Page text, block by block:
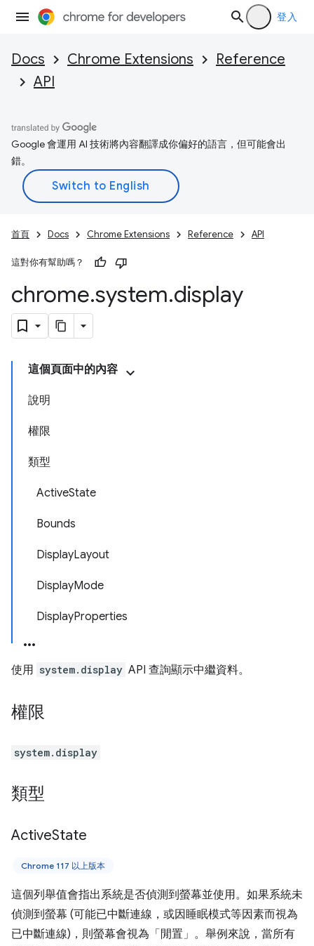
登入
Docs Chrome Extensions
Reference
API
Google 會運用 AI 技術將內容翻譯成你偏好的語言，但可能會出
錯。
首頁 Docs Chrome Extensions Reference API
這對你有幫助嗎？
chrome.system.display
這個頁面中的內容
說明
權限
類型
ActiveState
Bounds
DisplayLayout
DisplayMode
DisplayProperties
使用 system.display API 查詢顯示中繼資料。
權限
system.display
類型
ActiveState
Chrome 117 以上版本
這個列舉值會指出系統是否偵測到螢幕並使用。如果系統未
偵測到螢幕 (可能已中斷連線，或因睡眠模式等因素而視為
已中斷連線)，則螢幕會視為「閒置」。舉例來說，當所有